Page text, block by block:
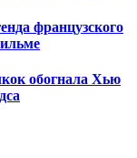
французского
обогнала Хью